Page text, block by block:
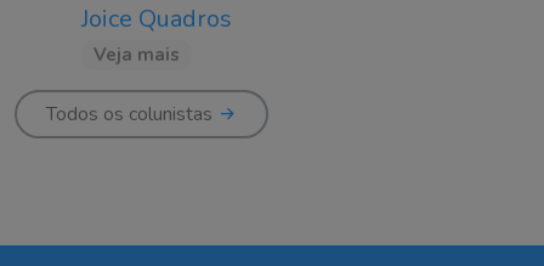
Joice Quadros
Veja mais
Todos os colunistas